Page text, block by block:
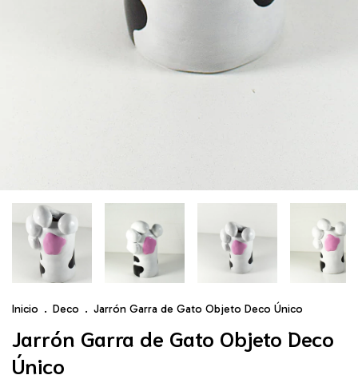
Inicio . Deco . Jarrón Garra de Gato Objeto Deco Único
Jarrón Garra de Gato Objeto Deco
Único